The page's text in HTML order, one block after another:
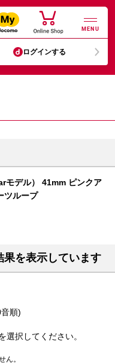
MENU
ログインする
デル） 41mm ピンクア
ツループ
を表示しています
順)
選択してください。
ん。